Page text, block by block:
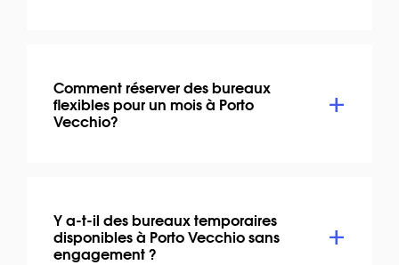
Comment réserver des bureaux
flexibles pour un mois à Porto
Vecchio?
Y a-t-il des bureaux temporaires
disponibles à Porto Vecchio sans
engagement ?